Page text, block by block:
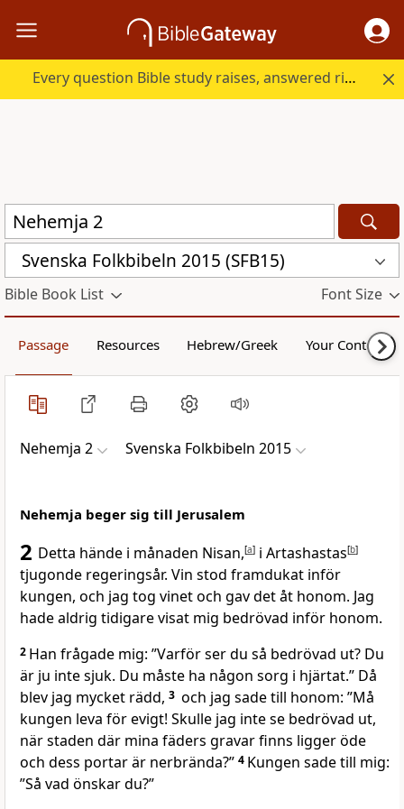
Every question Bible study raises, answered right here.
Svenska Folkbibeln 2015 (SFB15)
Bible Book List Font Size
Passage Resources Hebrew/Greek Your Content
Nehemja 2 Svenska Folkbibeln 2015
Nehemja beger sig till Jerusalem
2 Detta hände i månaden Nisan,[a] i Artashastas[b]
tjugonde regeringsår. Vin stod framdukat inför
kungen, och jag tog vinet och gav det åt honom. Jag
hade aldrig tidigare visat mig bedrövad inför honom.
2 Han frågade mig: ”Varför ser du så bedrövad ut? Du
är ju inte sjuk. Du måste ha någon sorg i hjärtat.” Då
blev jag mycket rädd, 3 och jag sade till honom: ”Må
kungen leva för evigt! Skulle jag inte se bedrövad ut,
när staden där mina fäders gravar finns ligger öde
och dess portar är nerbrända?” 4 Kungen sade till mig:
”Så vad önskar du?”